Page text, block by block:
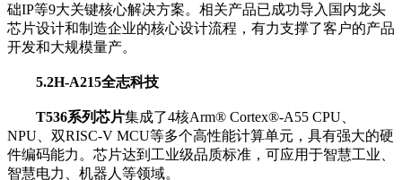
础IP等9大关键核心解决方案。相关产品已成功导入国内龙头
芯片设计和制造企业的核心设计流程，有力支撑了客户的产品
开发和大规模量产。
5.2H-A215全志科技
T536系列芯片集成了4核Arm® Cortex®-A55 CPU、
NPU、双RISC-V MCU等多个高性能计算单元，具有强大的硬
件编码能力。芯片达到工业级品质标准，可应用于智慧工业、
智慧电力、机器人等领域。